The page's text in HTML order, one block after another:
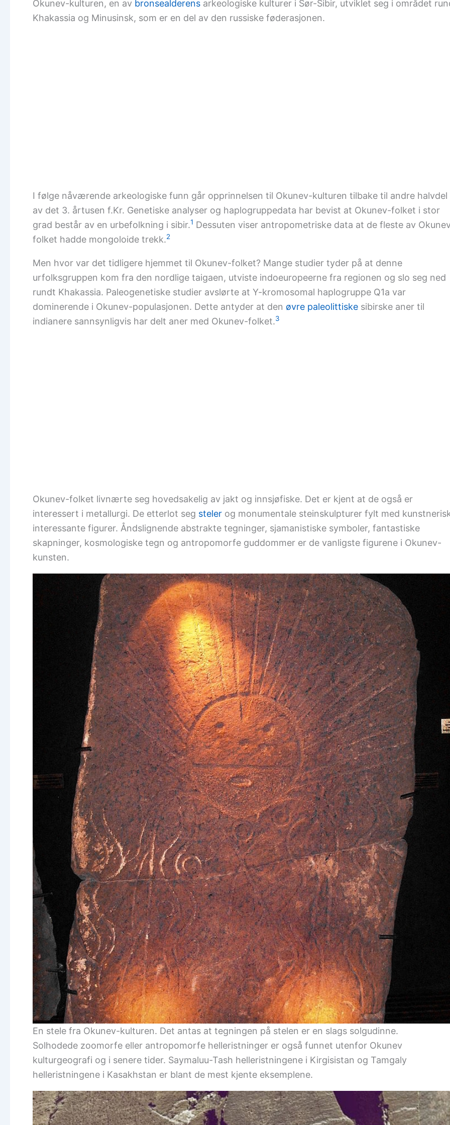
Okunev-kulturen, en av bronsealderens arkeologiske kulturer i Sør-Sibir, utviklet seg i området
Khakassia og Minusinsk, som er en del av den russiske føderasjonen.
I følge nåværende arkeologiske funn går opprinnelsen til Okunev-kulturen tilbake til andre halvdel
av det 3. årtusen f.Kr. Genetiske analyser og haplogruppedata har bevist at Okunev-folket i stor
grad består av en urbefolkning i sibir.1 Dessuten viser antropometriske data at de fleste av
folket hadde mongoloide trekk.2
Men hvor var det tidligere hjemmet til Okunev-folket? Mange studier tyder på at denne
urfolksgruppen kom fra den nordlige taigaen, utviste indoeuropeerne fra regionen og slo seg ned
rundt Khakassia. Paleogenetiske studier avslørte at Y-kromosomal haplogruppe Q1a var
dominerende i Okunev-populasjonen. Dette antyder at den øvre paleolittiske sibirske aner til
indianere sannsynligvis har delt aner med Okunev-folket.3
Okunev-folket livnærte seg hovedsakelig av jakt og innsjøfiske. Det er kjent at de også er
interessert i metallurgi. De etterlot seg steler og monumentale steinskulpturer fylt med
interessante figurer. Åndslignende abstrakte tegninger, sjamanistiske symboler, fantastiske
skapninger, kosmologiske tegn og antropomorfe guddommer er de vanligste figurene i Okunev-
kunsten.
En stele fra Okunev-kulturen. Det antas at tegningen på stelen er en slags solgudinne.
Solhodede zoomorfe eller antropomorfe helleristninger er også funnet utenfor Okunev
kulturgeografi og i senere tider. Saymaluu-Tash helleristningene i Kirgisistan og Tamgaly
helleristningene i Kasakhstan er blant de mest kjente eksemplene.